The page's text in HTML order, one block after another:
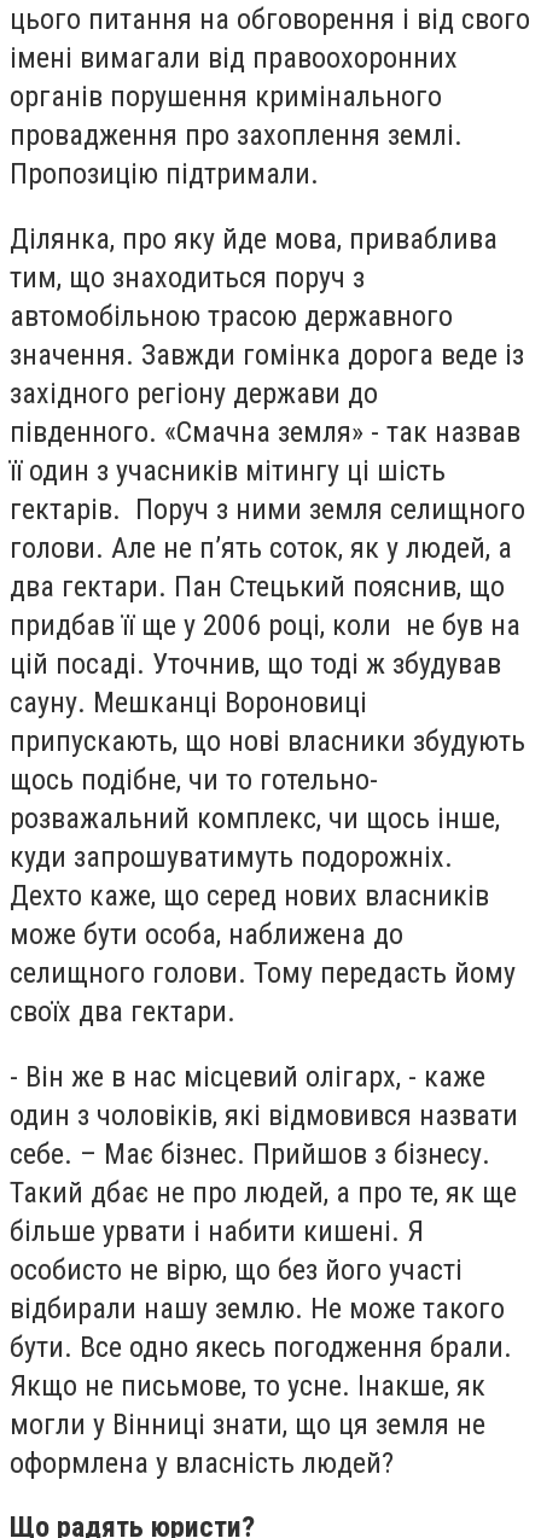
цього питання на обговорення і від свого
імені вимагали від правоохоронних
органів порушення кримінального
провадження про захоплення землі.
Пропозицію підтримали.
Ділянка, про яку йде мова, приваблива
тим, що знаходиться поруч з
автомобільною трасою державного
значення. Завжди гомінка дорога веде із
західного регіону держави до
південного. «Смачна земля» - так назвав
її один з учасників мітингу ці шість
гектарів. Поруч з ними земля селищного
голови. Але не п’ять соток, як у людей, а
два гектари. Пан Стецький пояснив, що
придбав її ще у 2006 році, коли не був на
цій посаді. Уточнив, що тоді ж збудував
сауну. Мешканці Вороновиці
припускають, що нові власники збудують
щось подібне, чи то готельно-
розважальний комплекс, чи щось інше,
куди запрошуватимуть подорожніх.
Дехто каже, що серед нових власників
може бути особа, наближена до
селищного голови. Тому передасть йому
своїх два гектари.
- Він же в нас місцевий олігарх, - каже
один з чоловіків, які відмовився назвати
себе. – Має бізнес. Прийшов з бізнесу.
Такий дбає не про людей, а про те, як ще
більше урвати і набити кишені. Я
особисто не вірю, що без його участі
відбирали нашу землю. Не може такого
бути. Все одно якесь погодження брали.
Якщо не письмове, то усне. Інакше, як
могли у Вінниці знати, що ця земля не
оформлена у власність людей?
Що радять юристи?